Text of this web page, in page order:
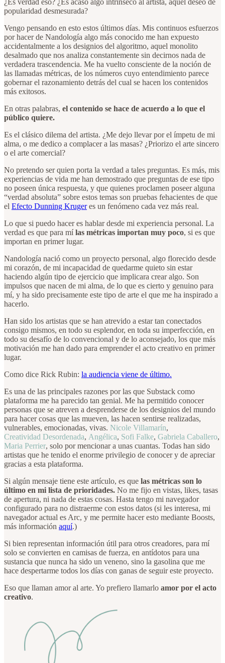
¿Es verdad eso? ¿Es acaso algo intrínseco al artista, aquel deseo de
popularidad desmesurada?
Vengo pensando en esto estos últimos días. Mis continuos esfuerzos
por hacer de Nandología algo más conocido me han expuesto
accidentalmente a los designios del algoritmo, aquel monolito
desalmado que nos analiza constantemente sin decirnos nada de
verdadera trascendencia. Me ha vuelto consciente de la noción de
las llamadas métricas, de los números cuyo entendimiento parece
gobernar el razonamiento detrás del cual se hacen los contenidos
más exitosos.
En otras palabras, el contenido se hace de acuerdo a lo que el
público quiere.
Es el clásico dilema del artista. ¿Me dejo llevar por el ímpetu de mi
alma, o me dedico a complacer a las masas? ¿Priorizo el arte sincero
o el arte comercial?
No pretendo ser quien porta la verdad a tales preguntas. Es más, mis
experiencias de vida me han demostrado que preguntas de ese tipo
no poseen única respuesta, y que quienes proclamen poseer alguna
“verdad absoluta” sobre estos temas son pruebas fehacientes de que
el Efecto Dunning Krugeres un fenómeno cada vez más real.
Lo que si puedo hacer es hablar desde mi experiencia personal. La
verdad es que para mílas métricas importan muy poco, si es que
importan en primer lugar.
Nandología nació como un proyecto personal, algo florecido desde
mi corazón, de mi incapacidad de quedarme quieto sin estar
haciendo algún tipo de ejercicio que implicara crear algo. Son
impulsos que nacen de mi alma, de lo que es cierto y genuino para
mí, y ha sido precisamente este tipo de arte el que me ha inspirado a
hacerlo.
Han sido los artistas que se han atrevido a estar tan conectados
consigo mismos, en todo su esplendor, en toda su imperfección, en
todo su desafío de lo convencional y de lo aconsejado, los que más
motivación me han dado para emprender el acto creativo en primer
lugar.
Como dice Rick Rubin: la audiencia viene de último.
Es una de las principales razones por las que Substack como
plataforma me ha parecido tan genial. Me ha permitido conocer
personas que se atreven a desprenderse de los designios del mundo
para hacer cosas que las mueven, las hacen sentirse realizadas,
vulnerables, emocionadas, vivas. Nicole Villamarín,
Creatividad Desordenada, Angélica, Sofi Falke, Gabriela Caballero,
Maria Perrier, solo por mencionar a unas cuantas. Todas han sido
artistas que he tenido el enorme privilegio de conocer y de apreciar
gracias a esta plataforma.
Si algún mensaje tiene este artículo, es que las métricas son lo
último en mi lista de prioridades. No me fijo en vistas, likes, tasas
de apertura, ni nada de estas cosas. Hasta tengo mi navegador
configurado para no distraerme con estos datos (si les interesa, mi
navegador actual es Arc, y me permite hacer esto mediante Boosts,
más información aquí.)
Si bien representan información útil para otros creadores, para mí
solo se convierten en camisas de fuerza, en antídotos para una
sustancia que nunca ha sido un veneno, sino la gasolina que me
hace despertarme todos los días con ganas de seguir este proyecto.
Eso que llaman amor al arte. Yo prefiero llamarlo amor por el acto
creativo.